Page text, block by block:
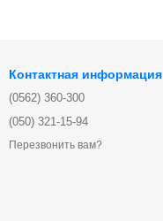
Контактная информация
(0562) 360-300
(050) 321-15-94
Перезвонить вам?